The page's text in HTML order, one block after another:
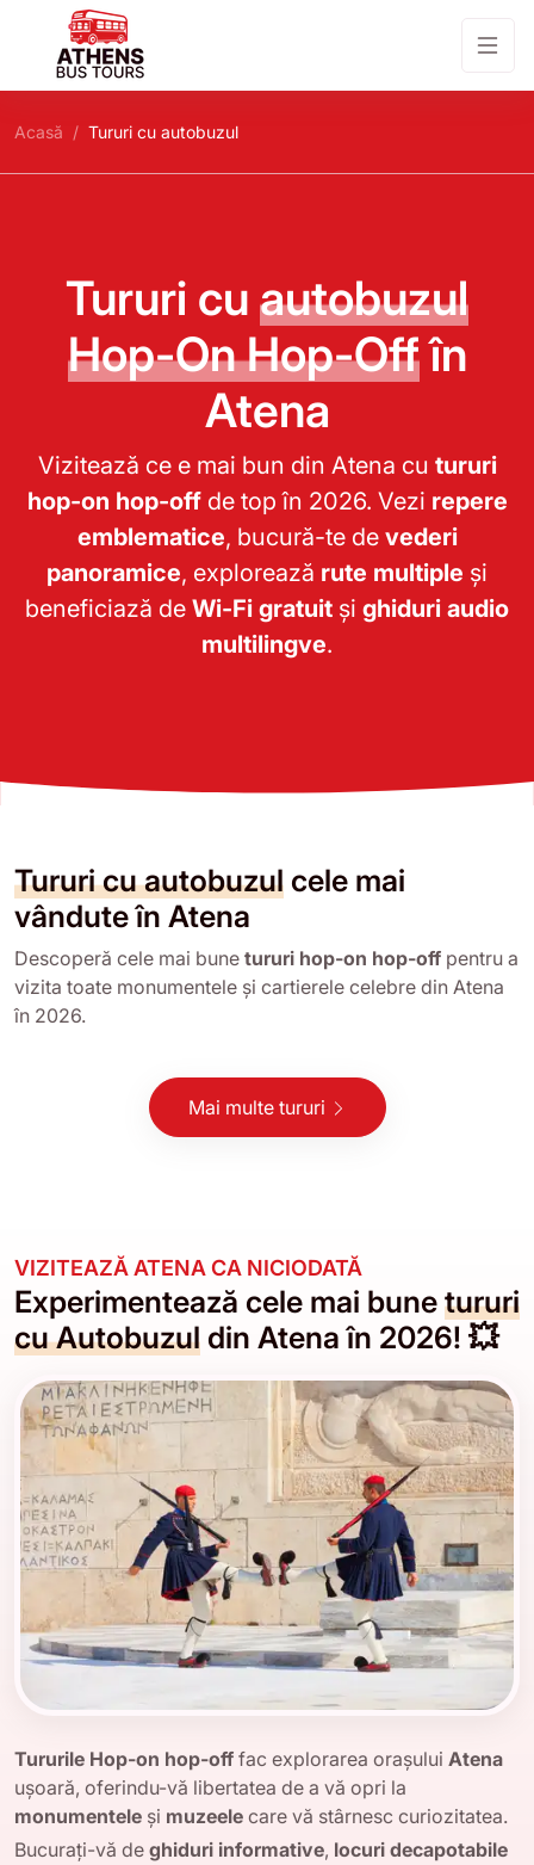
Acasă Tururi cu autobuzul
Tururi cu autobuzul
Hop-On Hop-Offîn
Atena
Vizitează ce e mai bun din Atena cu tururi
hop-on hop-offde top în 2026. Vezi repere
emblematice, bucură-te de vederi
panoramice, explorează rute multiple și
beneficiază de Wi-Fi gratuit și ghiduri audio
multilingve.
Tururi cu autobuzul cele mai
vândute în Atena
Descoperă cele mai bune tururi hop-on hop-off pentru a
vizita toate monumentele și cartierele celebre din Atena
în 2026.
Mai multe tururi
VIZITEAZĂ ATENA CA NICIODATĂ
Experimentează cele mai bune tururi
cu Autobuzul din Atena în 2026! 💥
Tururile Hop-on hop-off fac explorarea orașului Atena
ușoară, oferindu-vă libertatea de a vă opri la
monumentele și muzeele care vă stârnesc curiozitatea.
Bucurați-vă de ghiduri informative, locuri decapotabile